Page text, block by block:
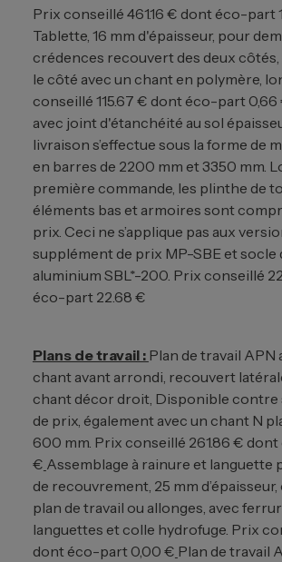
Prix conseillé 461.16 € dont éco-part
Tablette, 16 mm d'épaisseur, pour
crédences recouvert des deux côtés,
le côté avec un chant en polymère,
conseillé 115.67 € dont éco-part 0,66
avec joint d'étanchéité au sol
livraison s’effectue sous la forme de
en barres de 2200 mm et 3350 mm.
première commande, les plinthe de
éléments bas et armoires sont
prix. Ceci ne s’applique pas aux
supplément de prix MP-SBE et socle
aluminium SBL*-200. Prix conseillé
éco-part 22.68 €
Plans de travail : Plan de travail APN
chant avant arrondi, recouvert
chant décor droit, Disponible
de prix, également avec un chant N
600 mm. Prix conseillé 261.86 €
€ Assemblage à rainure et languette
de recouvrement, 25 mm d’épaisseur,
plan de travail ou allonges, avec
languettes et colle hydrofuge. Prix
dont éco-part 0,00 € Plan de travail